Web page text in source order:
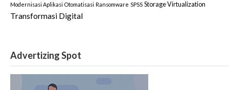
Modernisasi Aplikasi Otomatisasi Ransomware SPSS Storage Virtualization
Transformasi Digital
Advertizing Spot